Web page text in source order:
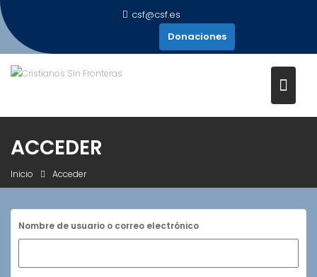
Saltar
al
contenido
csf@csf.es
Donaciones
ACCEDER
Inicio Acceder
Nombre de usuario o correo electrónico